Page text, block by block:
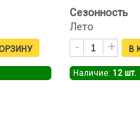
Сезонность
Лето
Наличие: 12 шт.